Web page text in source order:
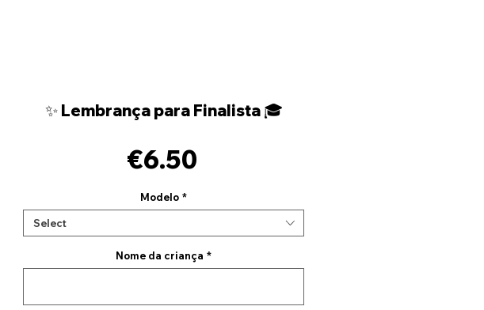
✨ Lembrança para Finalista 🎓
€6.50Price
Modelo *
Select
Nome da criança *